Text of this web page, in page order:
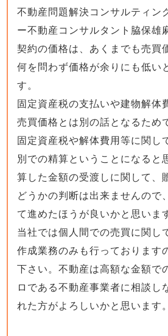
不動産問題解決コンサルティン
ー不動産コンサルタント脇保雄
契約の価格は、あくまでも売買
何を問わず価格が余りにも低い
す。
固定資産税の支払いや建物解体
売買価格とは別の話となるため
固定資産税や解体費用等に関し
別での精算ということになると
算した金額の受渡しに関して、
どうかの判断は出来ませんので
て進めたほうが良いかと思いま
当社では個人間での売買に関し
作成業務のみも行っております
下さい。不動産は高額な金額で
ロである不動産事業者に相談し
れた方がよろしいかと思います。